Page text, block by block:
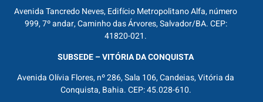
Avenida Tancredo Neves, Edifício Metropolitano Alfa, número
999, 7º andar, Caminho das Árvores, Salvador/BA. CEP:
41820-021.
SUBSEDE – VITÓRIA DA CONQUISTA
Avenida Olívia Flores, nº 286, Sala 106, Candeias, Vitória da
Conquista, Bahia. CEP: 45.028-610.